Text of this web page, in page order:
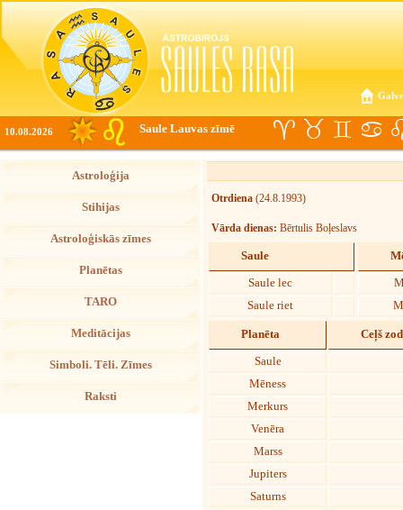
10.08.2026 Saule Lauvas zīmē
Astroloģija
Stihijas
Astroloģiskās zīmes
Planētas
TARO
Meditācijas
Simboli. Tēli. Zīmes
Raksti
Otrdiena (24.8.1993)
Vārda dienas: Bērtulis Boļeslavs
Saule
Saule lec
Saule riet
Planēta Ceļš
Saule
Mēness
Merkurs
Venēra
Marss
Jupiters
Saturns